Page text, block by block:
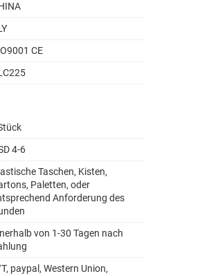
CE
4-6
Taschen, Kisten,
Paletten, oder
Anforderung des
von 1-30 Tagen nach
paypal, Western Union,